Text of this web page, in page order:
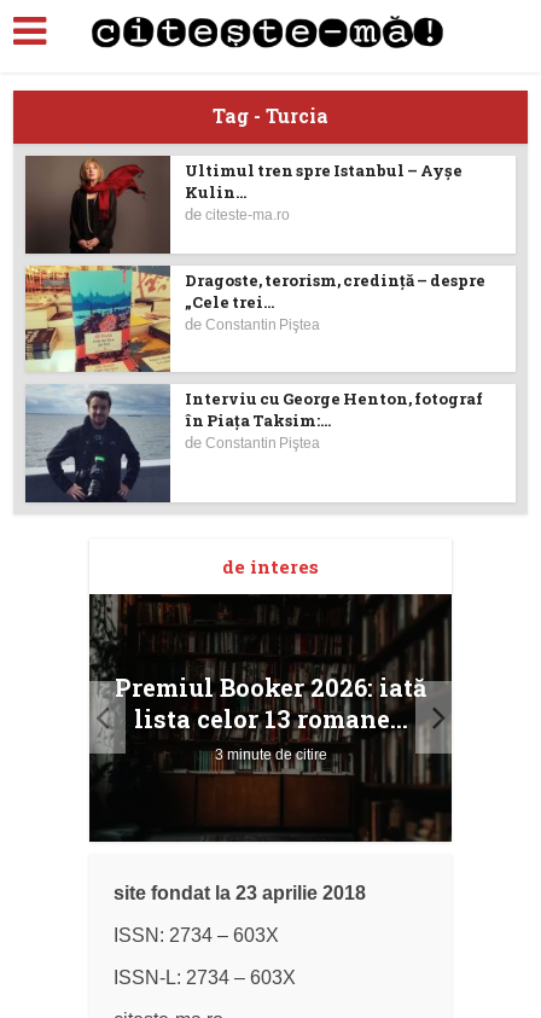
Tag - Turcia
Ultimul tren spre Istanbul – Ayşe
Kulin...
deciteste-ma.ro
Dragoste, terorism, credinţă – despre
„Cele trei...
deConstantin Piştea
Interviu cu George Henton, fotograf
în Piaţa Taksim:...
deConstantin Piştea
de interes
Premiul Booker 2026: iată
lista celor 13 romane...
3 minute de citire
site fondat la 23 aprilie 2018
ISSN: 2734 – 603X
ISSN-L: 2734 – 603X